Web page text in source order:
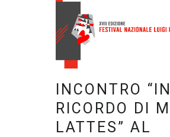
INCONTRO “IN
RICORDO DI
LATTES” AL